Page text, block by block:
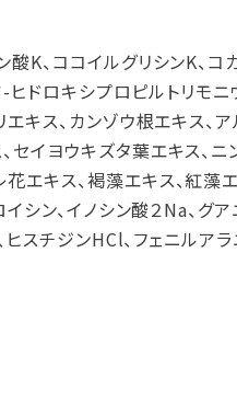
K、ココイルグリシンK、コ
ドロキシプロピルトリモニ
キス、カンゾウ根エキス、
イヨウキズタ葉エキス、ニ
エキス、褐藻エキス、紅藻
シン、イノシン酸２Na、グ
ヒスチジンHCl、フェニルア